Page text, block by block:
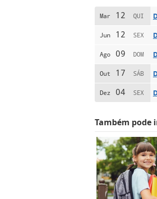
Mar 12 QUI
Jun 12 SEX
Ago 09 DOM
Out 17 SÁB
Dez 04 SEX
Também pode